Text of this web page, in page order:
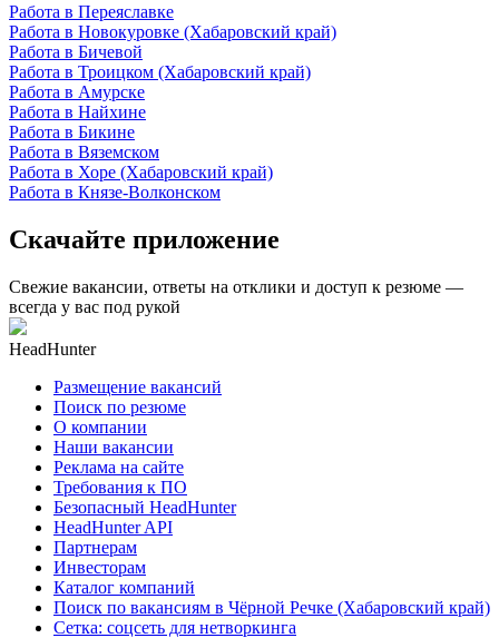
Работа в Переяславке
Работа в Новокуровке (Хабаровский край)
Работа в Бичевой
Работа в Троицком (Хабаровский край)
Работа в Амурске
Работа в Найхине
Работа в Бикине
Работа в Вяземском
Работа в Хоре (Хабаровский край)
Работа в Князе-Волконском
Скачайте приложение
Свежие вакансии, ответы на отклики и доступ к резюме —
всегда у вас под рукой
HeadHunter
Размещение вакансий
Поиск по резюме
О компании
Наши вакансии
Реклама на сайте
Требования к ПО
Безопасный HeadHunter
HeadHunter API
Партнерам
Инвесторам
Каталог компаний
Поиск по вакансиям в Чёрной Речке (Хабаровский край)
Сетка: соцсеть для нетворкинга